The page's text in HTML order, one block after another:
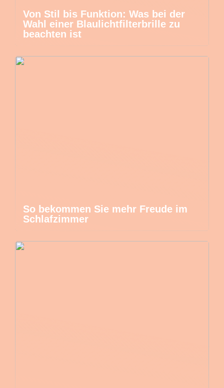
Von Stil bis Funktion: Was bei der
Wahl einer Blaulichtfilterbrille zu
beachten ist
So bekommen Sie mehr Freude im
Schlafzimmer